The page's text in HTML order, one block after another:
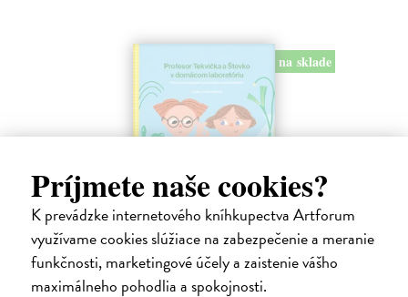
Príjmete naše cookies?
K prevádzke internetového kníhkupectva Artforum
využívame cookies slúžiace na zabezpečenie a meranie
funkčnosti, marketingové účely a zaistenie vášho
maximálneho pohodlia a spokojnosti.
na sklade
Profesor Tekvička a Števko v domácom
laboratóriu
Šušaníková Ivana | Kniha